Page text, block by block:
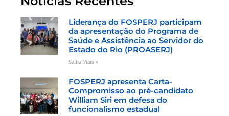
Liderança do FOSPERJ participam
da apresentação do Programa de
Saúde e Assistência ao Servidor do
Estado do Rio (PROASERJ)
Saiba Mais »
FOSPERJ apresenta Carta-
Compromisso ao pré-candidato
William Siri em defesa do
funcionalismo estadual